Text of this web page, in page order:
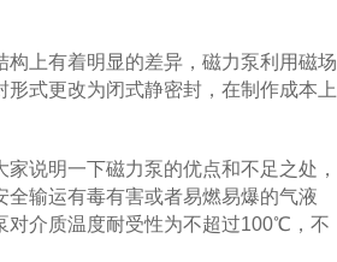
上有着明显的差异，磁力泵利用磁场
式更改为闭式静密封，在制作成本上
家说明一下磁力泵的优点和不足之处，
输运有毒有害或者易燃易爆的气液
对介质温度耐受性为不超过100℃，不